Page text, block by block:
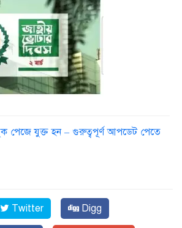
পেজে যুক্ত হন – গুরুত্বপূর্ণ আপডেট পেতে
Twitter Digg